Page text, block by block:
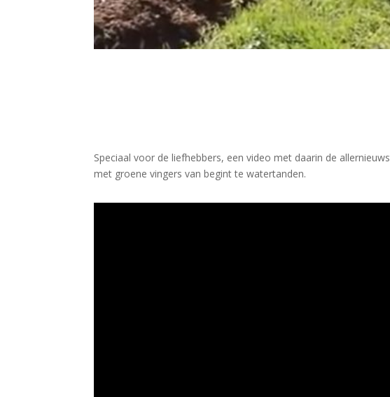
Speciaal voor de liefhebbers, een video met daarin de
met groene vingers van begint te watertanden.